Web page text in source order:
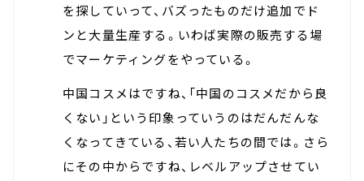
を探していって、バズったものだけ追加でド
ンと大量生産する。いわば実際の販売する場
でマーケティングをやっている。
中国コスメはですね、「中国のコスメだから良
くない」という印象っていうのはだんだんな
くなってきている、若い人たちの間では。さら
にその中からですね、レベルアップさせてい